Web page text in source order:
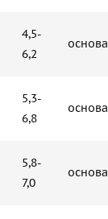
4,5-
6,2
основа
5,3-
6,8
основа
5,8-
7,0
основа